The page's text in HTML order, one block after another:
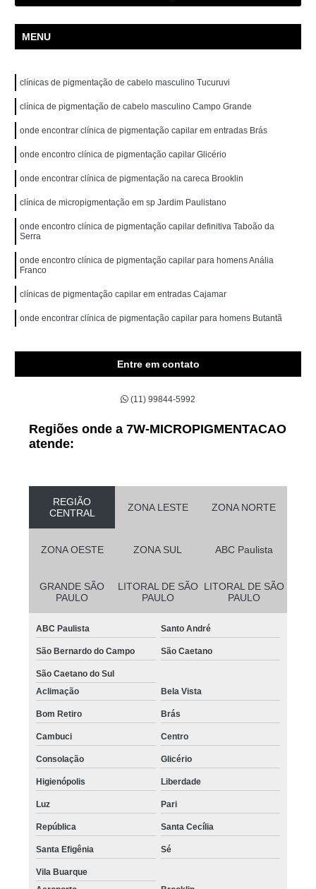
MENU
clínicas de pigmentação de cabelo masculino Tucuruvi
clínica de pigmentação de cabelo masculino Campo Grande
onde encontrar clínica de pigmentação capilar em entradas Brás
onde encontro clínica de pigmentação capilar Glicério
onde encontrar clínica de pigmentação na careca Brooklin
clínica de micropigmentação em sp Jardim Paulistano
onde encontro clínica de pigmentação capilar definitiva Taboão da
Serra
onde encontro clínica de pigmentação capilar para homens Anália
Franco
clínicas de pigmentação capilar em entradas Cajamar
onde encontrar clínica de pigmentação capilar para homens Butantã
Entre em contato
(11) 99844-5992
Regiões onde a 7W-MICROPIGMENTACAO
atende:
REGIÃO
CENTRAL
ZONA LESTE ZONA NORTE
ZONA OESTE ZONA SUL ABC Paulista
GRANDE SÃO
PAULO
LITORAL DE SÃO
PAULO
LITORAL DE SÃO
PAULO
ABC Paulista Santo André
São Bernardo do Campo São Caetano
São Caetano do Sul
Aclimação
Bela Vista
Bom Retiro Brás
Cambuci Centro
Consolação Glicério
Higienópolis Liberdade
Luz Pari
República Santa Cecília
Santa Efigênia Sé
Vila Buarque